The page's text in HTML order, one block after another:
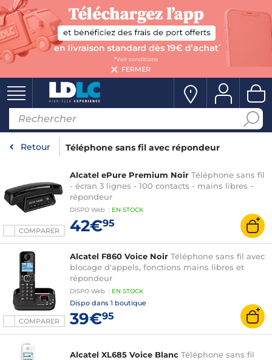
FERMER
Retour Téléphone sans fil avec répondeur
COMPARER
Alcatel ePure Premium Noir Téléphone sans fil
- écran 3 lignes - 100 contacts - mains libres -
répondeur
DISPO Web : EN STOCK
42€95
COMPARER
Alcatel F860 Voice Noir Téléphone sans fil avec
blocage d'appels, fonctions mains libres et
répondeur
DISPO Web : EN STOCK
Dispo dans 1 boutique
39€95
Alcatel XL685 Voice Blanc Téléphone sans fil